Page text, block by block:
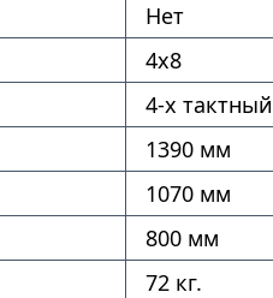
Нет
4х8
4-х тактный
1390 мм
1070 мм
800 мм
72 кг.